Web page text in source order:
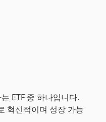
ETF 중 하나입니다.
혁신적이며 성장 가능